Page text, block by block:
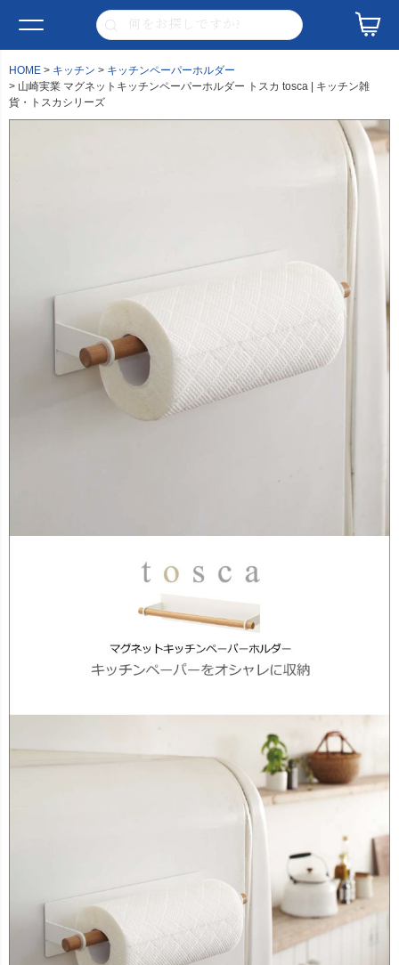
HOME キッチン
キッチンペーパーホルダー
山崎実業 マグネットキッチンペーパーホルダー トスカ tosca | キッチン雑
貨・トスカシリーズ